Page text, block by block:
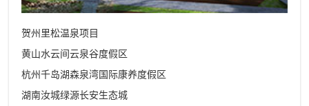
贺州里松温泉项目
黄山水云间云泉谷度假区
杭州千岛湖森泉湾国际康养度假区
湖南汝城绿源长安生态城